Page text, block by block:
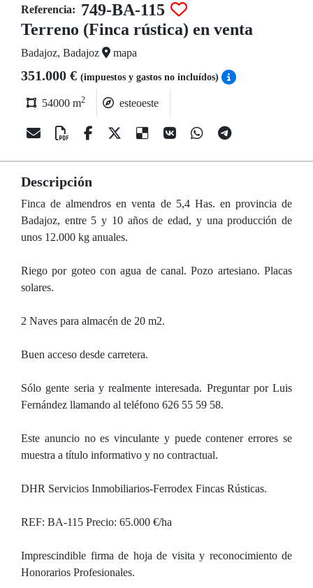
Referencia: 749-BA-115
Terreno (Finca rústica) en venta
Badajoz, Badajoz mapa
351.000 € (impuestos y gastos no incluídos)
54000 m2 esteoeste
Descripción
Finca de almendros en venta de 5,4 Has. en provincia de
Badajoz, entre 5 y 10 años de edad, y una producción de
unos 12.000 kg anuales.
Riego por goteo con agua de canal. Pozo artesiano. Placas
solares.
2 Naves para almacén de 20 m2.
Buen acceso desde carretera.
Sólo gente seria y realmente interesada. Preguntar por Luis
Fernández llamando al teléfono 626 55 59 58.
Este anuncio no es vinculante y puede contener errores se
muestra a título informativo y no contractual.
DHR Servicios Inmobiliarios-Ferrodex Fincas Rústicas.
REF: BA-115 Precio: 65.000 €/ha
Imprescindible firma de hoja de visita y reconocimiento de
Honorarios Profesionales.